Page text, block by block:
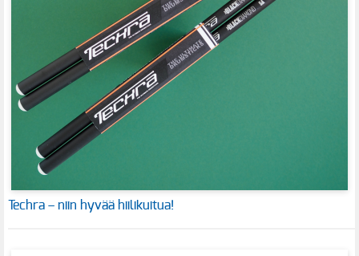
Techra – niin hyvää hiilikuitua!